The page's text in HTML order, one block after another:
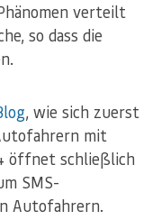
verteilt
so dass die
, wie sich zuerst
mit
öffnet schließlich
SMS-
Autofahrern.